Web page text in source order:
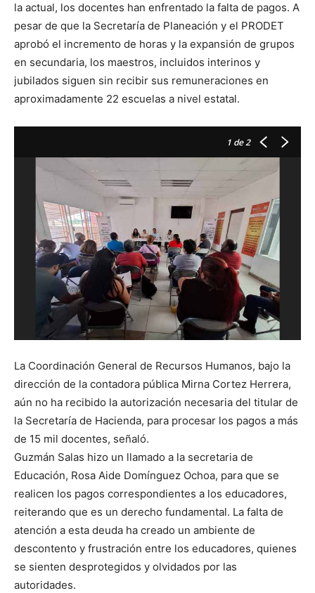
la actual, los docentes han enfrentado la falta de pagos. A
pesar de que la Secretaría de Planeación y el PRODET
aprobó el incremento de horas y la expansión de grupos
en secundaria, los maestros, incluidos interinos y
jubilados siguen sin recibir sus remuneraciones en
aproximadamente 22 escuelas a nivel estatal.
1 de 2
La Coordinación General de Recursos Humanos, bajo la
dirección de la contadora pública Mirna Cortez Herrera,
aún no ha recibido la autorización necesaria del titular de
la Secretaría de Hacienda, para procesar los pagos a más
de 15 mil docentes, señaló.
Guzmán Salas hizo un llamado a la secretaria de
Educación, Rosa Aide Domínguez Ochoa, para que se
realicen los pagos correspondientes a los educadores,
reiterando que es un derecho fundamental. La falta de
atención a esta deuda ha creado un ambiente de
descontento y frustración entre los educadores, quienes
se sienten desprotegidos y olvidados por las
autoridades.